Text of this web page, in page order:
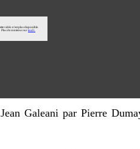
Galeani par Pierre